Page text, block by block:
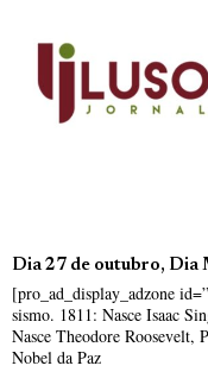
Dia 27 de outubro, Dia
[pro_ad_display_adzone
sismo. 1811: Nasce Isaac
Nasce Theodore Roosevelt,
Nobel da Paz